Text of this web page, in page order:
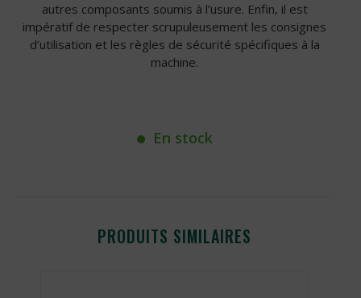
autres composants soumis à l’usure. Enfin, il est
impératif de respecter scrupuleusement les consignes
d’utilisation et les règles de sécurité spécifiques à la
machine.
En stock
PRODUITS SIMILAIRES